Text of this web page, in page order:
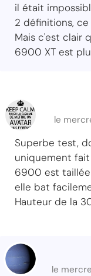
il était
2 définitions,
Mais c'est clair
6900 XT est
le
Superbe test,
uniquement fait
6900 est
elle bat
Hauteur de la
le